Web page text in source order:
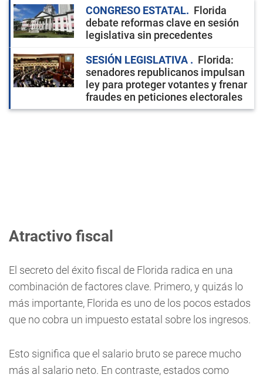
CONGRESO ESTATAL
Florida
debate reformas clave en sesión
legislativa sin precedentes
SESIÓN LEGISLATIVA
Florida:
senadores republicanos impulsan
ley para proteger votantes y frenar
fraudes en peticiones electorales
Atractivo fiscal
El secreto del éxito fiscal de Florida radica en una
combinación de factores clave. Primero, y quizás lo
más importante, Florida es uno de los pocos estados
que no cobra un impuesto estatal sobre los ingresos.
Esto significa que el salario bruto se parece mucho
más al salario neto. En contraste, estados como